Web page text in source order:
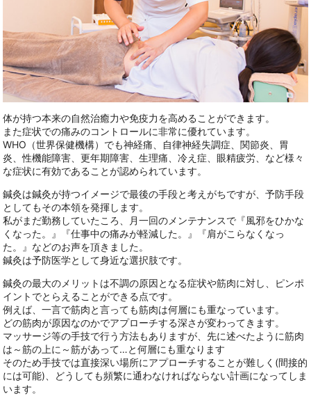
体が持つ本来の自然治癒力や免疫力を高めることができます。
また症状での痛みのコントロールに非常に優れています。
WHO（世界保健機構）でも神経痛、自律神経失調症、関節炎、胃
炎、性機能障害、更年期障害、生理痛、冷え症、眼精疲労、など様々
な症状に有効であることが認められています。
鍼灸は鍼灸が持つイメージで最後の手段と考えがちですが、予防手段
としてもその本領を発揮します。
私がまだ勤務していたころ、月一回のメンテナンスで『風邪をひかな
くなった。』『仕事中の痛みが軽減した。』『肩がこらなくなっ
た。』などのお声を頂きました。
鍼灸は予防医学として身近な選択肢です。
鍼灸の最大のメリットは不調の原因となる症状や筋肉に対し、ピンポ
イントでとらえることができる点です。
例えば、一言で筋肉と言っても筋肉は何層にも重なっています。
どの筋肉が原因なのかでアプローチする深さが変わってきます。
マッサージ等の手技で行う方法もありますが、先に述べたように筋肉
は～筋の上に～筋があって…と何層にも重なります
そのため手技では直接深い場所にアプローチすることが難しく(間接的
には可能)、どうしても頻繁に通わなければならない計画になってしま
います。